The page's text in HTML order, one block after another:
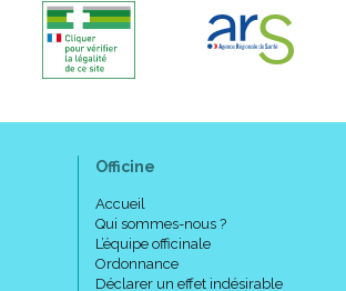
Officine
Accueil
Qui sommes-nous ?
L’équipe officinale
Ordonnance
Déclarer un effet indésirable